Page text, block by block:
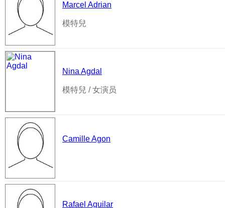
Marcel Adrian
模特兒
Nina Agdal
模特兒 / 女演员
Camille Agon
Rafael Aguilar